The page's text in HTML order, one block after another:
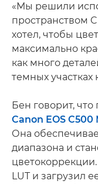
«Мы решили
пространством
хотел, чтобы
максимально
как много
темных участках
Бен говорит,
Canon EOS C500
Она
диапазона и
LUT и загрузил